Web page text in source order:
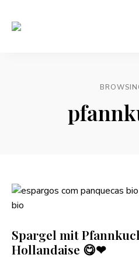
Spargel mit
Hollandaise 😋❤